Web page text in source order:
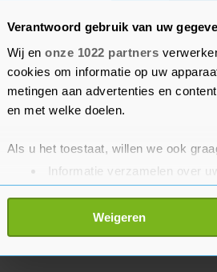
Verantwoord gebruik van uw
Wij en onze 1022 partners
cookies om informatie op uw
metingen aan advertenties en
en met welke doelen.
Als u het toestaat, willen we ook
Informatie verzamelen over
Uw apparaat identificeren
Lees meer over hoe uw
toestemming op elk moment
Weigeren